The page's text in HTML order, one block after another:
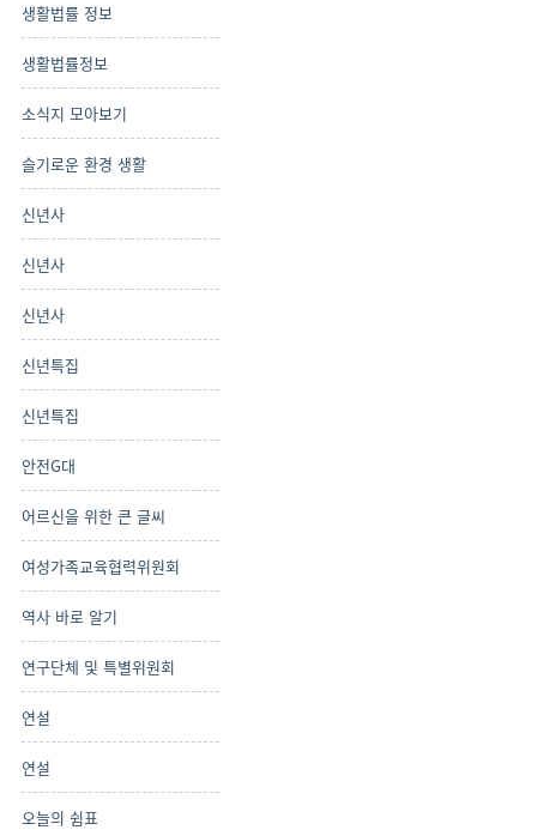
생활법률 정보
생활법률정보
소식지 모아보기
슬기로운 환경 생활
신년사
신년사
신년사
신년특집
신년특집
안전G대
어르신을 위한 큰 글씨
여성가족교육협력위원회
역사 바로 알기
연구단체 및 특별위원회
연설
연설
오늘의 쉼표